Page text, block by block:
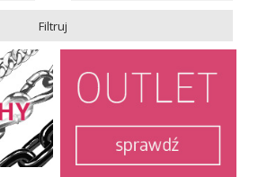
Filtruj